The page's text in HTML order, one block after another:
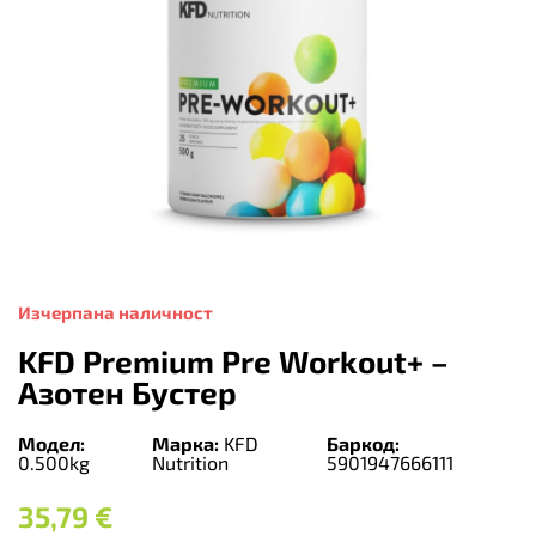
Изчерпана наличност
KFD Premium Pre Workout+ –
Азотен Бустер
Модел:
0.500kg
Марка:KFD
Nutrition
Баркод:
5901947666111
35,79 €